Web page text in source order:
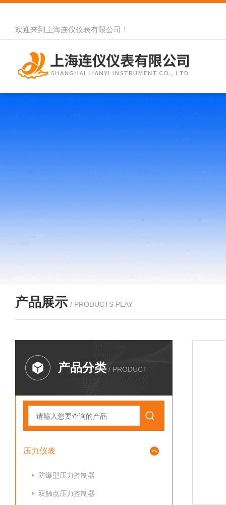
欢迎来到 上海连仪仪表有限公司 ！
产品展示 / PRODUCTS PLAY
产品分类 / PRODUCT
压力仪表
防爆型压力控制器
双触点压力控制器